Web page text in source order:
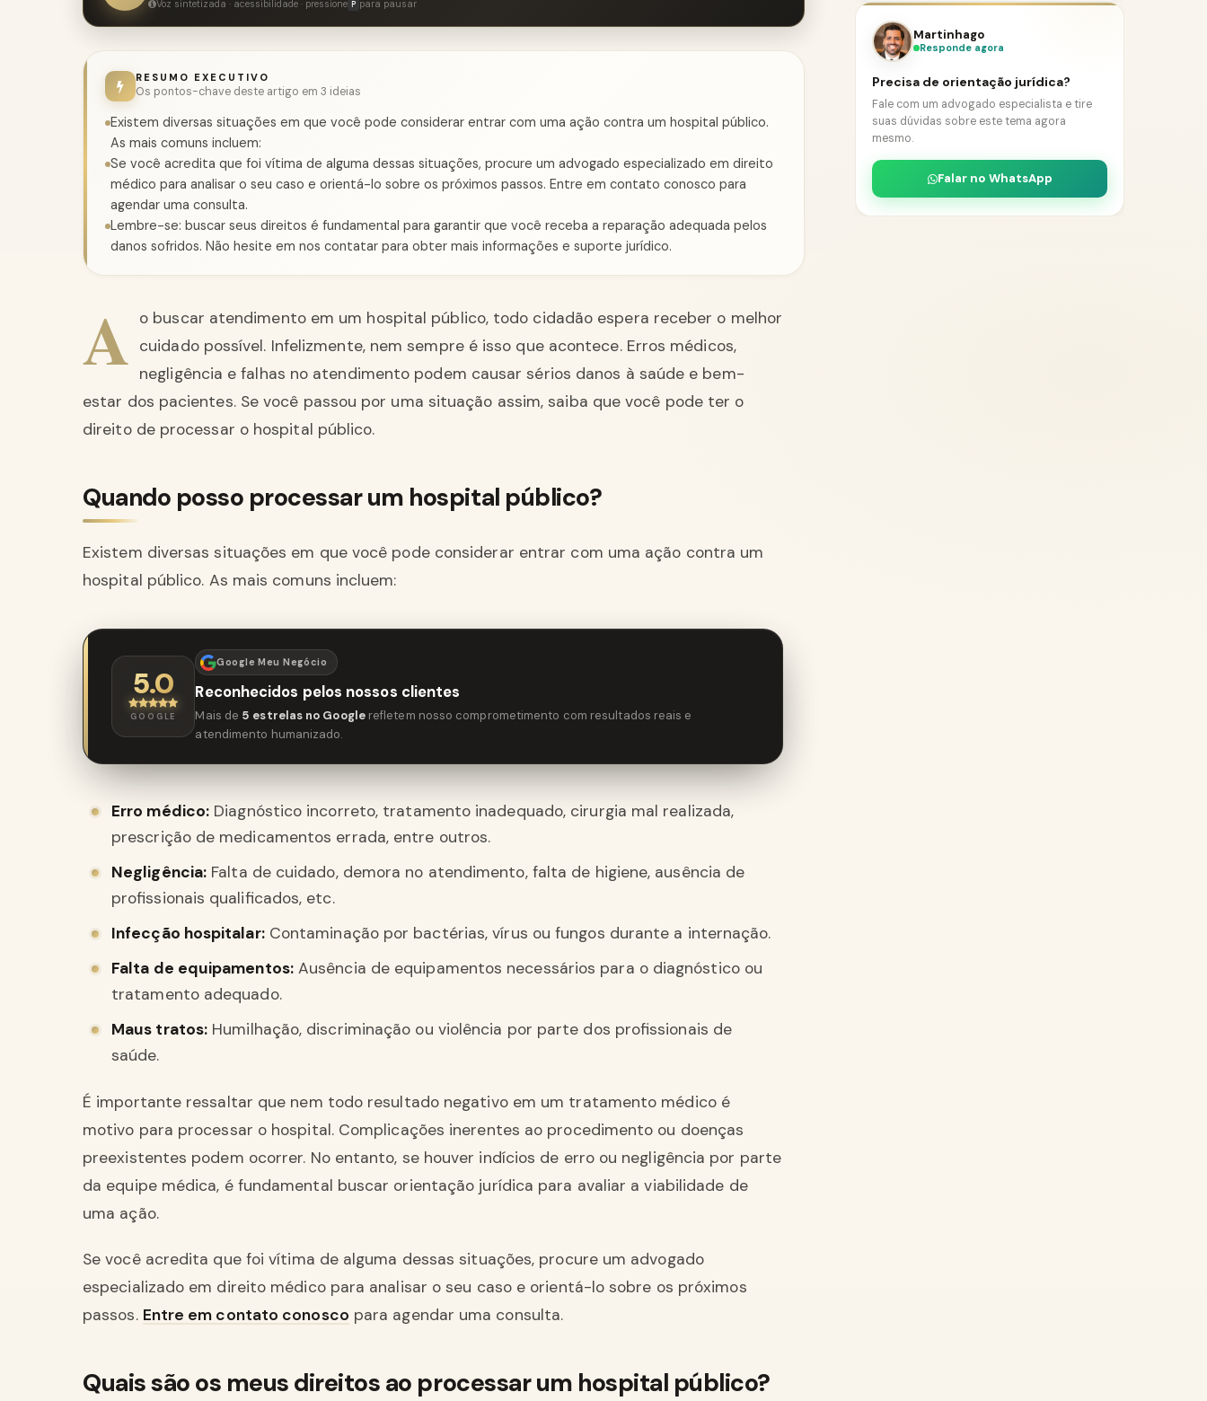
Voz sintetizada · acessibilidade · pressione P para pausar
RESUMO EXECUTIVO
Os pontos-chave deste artigo em 3 ideias
Existem diversas situações em que você pode considerar entrar com uma ação contra um hospital público.
As mais comuns incluem:
Se você acredita que foi vítima de alguma dessas situações, procure um advogado especializado em direito
médico para analisar o seu caso e orientá-lo sobre os próximos passos. Entre em contato conosco para
agendar uma consulta.
Lembre-se: buscar seus direitos é fundamental para garantir que você receba a reparação adequada pelos
danos sofridos. Não hesite em nos contatar para obter mais informações e suporte jurídico.
A o buscar atendimento em um hospital público, todo cidadão espera receber o melhor
cuidado possível. Infelizmente, nem sempre é isso que acontece. Erros médicos,
negligência e falhas no atendimento podem causar sérios danos à saúde e bem-
estar dos pacientes. Se você passou por uma situação assim, saiba que você pode ter o
direito de processar o hospital público.
Quando posso processar um hospital público?
Existem diversas situações em que você pode considerar entrar com uma ação contra um
hospital público. As mais comuns incluem:
5.0
GOOGLE
Google Meu Negócio
Reconhecidos pelos nossos clientes
Mais de 5 estrelas no Googlerefletem nosso comprometimento com resultados reais e
atendimento humanizado.
Erro médico: Diagnóstico incorreto, tratamento inadequado, cirurgia mal realizada,
prescrição de medicamentos errada, entre outros.
Negligência: Falta de cuidado, demora no atendimento, falta de higiene, ausência de
profissionais qualificados, etc.
Infecção hospitalar:Contaminação por bactérias, vírus ou fungos durante a internação.
Falta de equipamentos:Ausência de equipamentos necessários para o diagnóstico ou
tratamento adequado.
Maus tratos: Humilhação, discriminação ou violência por parte dos profissionais de
saúde.
É importante ressaltar que nem todo resultado negativo em um tratamento médico é
motivo para processar o hospital. Complicações inerentes ao procedimento ou doenças
preexistentes podem ocorrer. No entanto, se houver indícios de erro ou negligência por parte
da equipe médica, é fundamental buscar orientação jurídica para avaliar a viabilidade de
uma ação.
Se você acredita que foi vítima de alguma dessas situações, procure um advogado
especializado em direito médico para analisar o seu caso e orientá-lo sobre os próximos
passos. Entre em contato conosco para agendar uma consulta.
Quais são os meus direitos ao processar um hospital público?
Martinhago
Responde agora
Precisa de orientação jurídica?
Fale com um advogado especialista e tire
suas dúvidas sobre este tema agora
mesmo.
Falar no WhatsApp